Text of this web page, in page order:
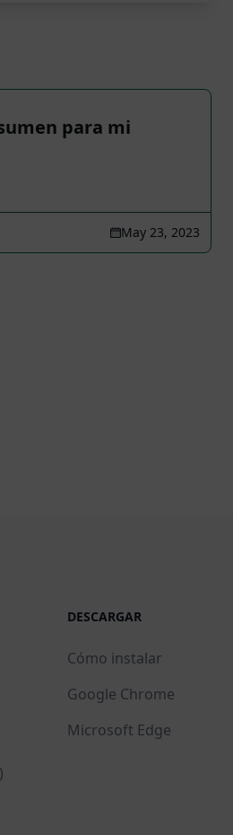
para mi
May 23, 2023
DESCARGAR
Cómo instalar
Google Chrome
Microsoft Edge